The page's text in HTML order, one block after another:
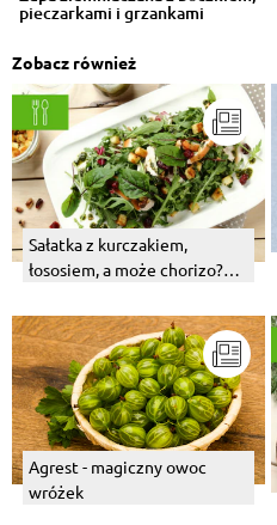
pieczarkami i grzankami
Zobacz również
Sałatka z kurczakiem,
łososiem, a może chorizo?
Agrest - magiczny owoc
wróżek